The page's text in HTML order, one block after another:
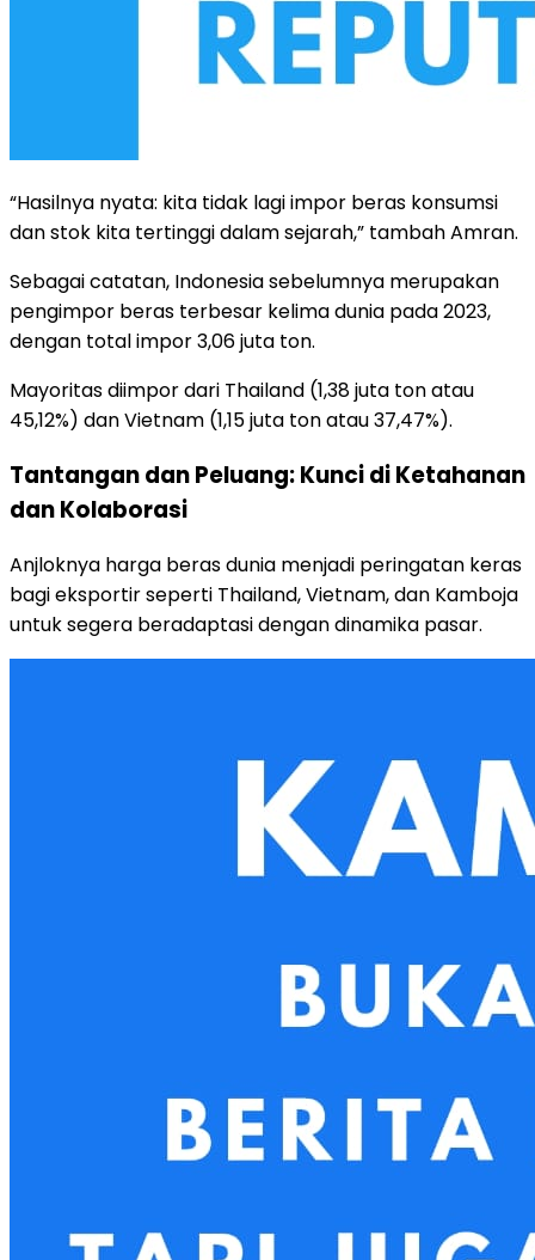
“Hasilnya nyata: kita tidak lagi impor beras konsumsi
dan stok kita tertinggi dalam sejarah,” tambah Amran.
Sebagai catatan, Indonesia sebelumnya merupakan
pengimpor beras terbesar kelima dunia pada 2023,
dengan total impor 3,06 juta ton.
Mayoritas diimpor dari Thailand (1,38 juta ton atau
45,12%) dan Vietnam (1,15 juta ton atau 37,47%).
Tantangan dan Peluang: Kunci di Ketahanan
dan Kolaborasi
Anjloknya harga beras dunia menjadi peringatan keras
bagi eksportir seperti Thailand, Vietnam, dan Kamboja
untuk segera beradaptasi dengan dinamika pasar.